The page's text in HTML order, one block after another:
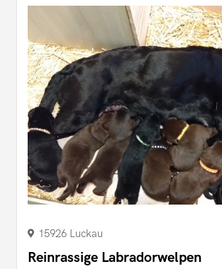
15926 Luckau
Reinrassige Labradorwelpen